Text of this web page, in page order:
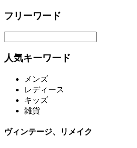
フリーワード
人気キーワード
メンズ
レディース
キッズ
雑貨
ヴィンテージ、リメイク